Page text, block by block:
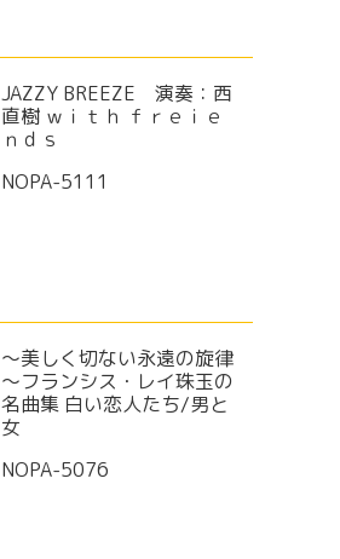
JAZZY BREEZE 演奏：西
直樹 ｗｉｔｈ ｆｒｅｉｅ
ｎｄｓ
NOPA-5111
～美しく切ない永遠の旋律
～フランシス・レイ珠玉の
名曲集 白い恋人たち/男と
女
NOPA-5076